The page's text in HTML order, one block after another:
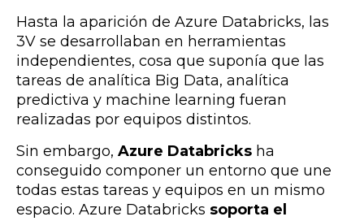
Hasta la aparición de Azure Databricks, las
3V se desarrollaban en herramientas
independientes, cosa que suponía que las
tareas de analítica Big Data, analítica
predictiva y machine learning fueran
realizadas por equipos distintos.
Sin embargo, Azure Databricks ha
conseguido componer un entorno que une
todas estas tareas y equipos en un mismo
espacio. Azure Databricks soporta el